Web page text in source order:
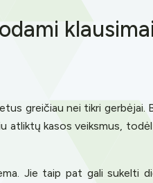
klausimai
greičiau nei tikri gerbėjai.
kasos veiksmus,
Jie taip pat gali sukelti